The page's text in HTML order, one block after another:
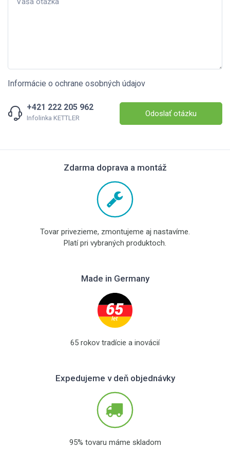
Informácie o ochrane osobných údajov
+421 222 205 962
Infolinka KETTLER Odoslať otázku
Zdarma doprava a montáž
Tovar privezieme, zmontujeme aj nastavíme.
Platí pri vybraných produktoch.
Made in Germany
65 rokov tradície a inovácií
Expedujeme v deň objednávky
95% tovaru máme skladom